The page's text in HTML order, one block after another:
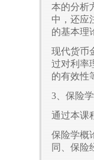
本的分析
中，还应
的基本理
现代货币
过对利率
的有效性
3、保险
通过本课
保险学概
同、保险